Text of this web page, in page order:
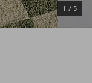
1 / 5